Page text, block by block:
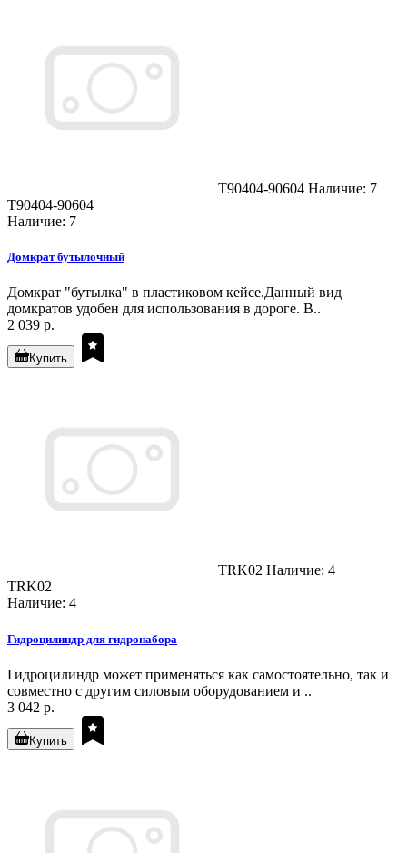
T90404-90604 Наличие: 7
T90404-90604
Наличие: 7
Домкрат бутылочный
Домкрат "бутылка" в пластиковом кейсе.Данный вид
домкратов удобен для использования в дороге. В..
2 039 р.
Купить
TRK02 Наличие: 4
TRK02
Наличие: 4
Гидроцилиндр для гидронабора
Гидроцилиндр может применяться как самостоятельно, так и
совместно с другим силовым оборудованием и ..
3 042 р.
Купить